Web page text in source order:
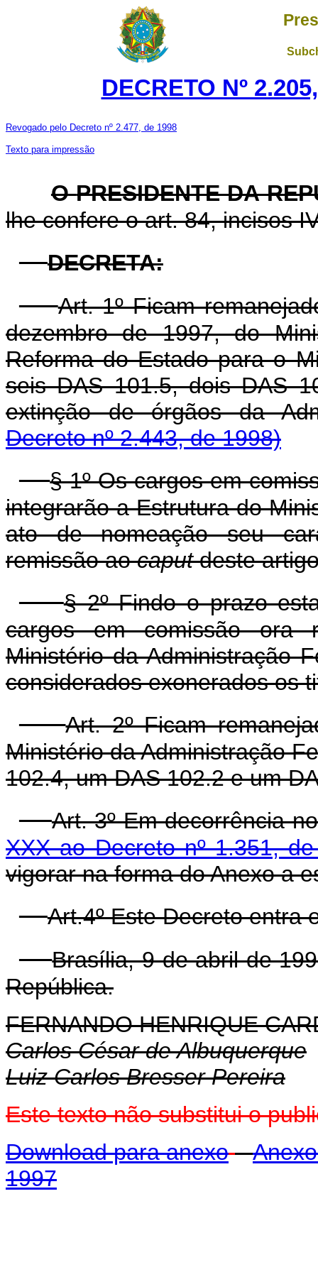
DECRETO Nº
Revogado pelo Decreto nº 2.477, de 1998
Texto para impressão
O PRESIDENTE DA
lhe confere o art. 84, incisos
DECRETA:
Art. 1º Ficam
dezembro de 1997, do
Reforma do Estado para o
seis DAS 101.5, dois DAS
extinção de órgãos da
Decreto nº 2.443, de 1998)
§ 1º Os cargos em
integrarão a Estrutura do
ato de nomeação seu
remissão aocaputdeste
§ 2º Findo o prazo
cargos em comissão ora
Ministério da Administração
considerados exonerados os
Art. 2º Ficam
Ministério da Administração
102.4, um DAS 102.2 e um
Art. 3º Em decorrência
XXX ao Decreto nº 1.351,
vigorar na forma do Anexo a
Art.4º Este Decreto entra
Brasília, 9 de abril de
República.
FERNANDO HENRIQUE
Carlos César de Albuquerque
Luiz Carlos Bresser Pereira
Este texto não substitui o
Download para anexo
1997